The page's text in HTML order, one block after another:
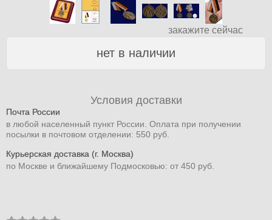
закажите сейчас
нет в наличии
Условия доставки
Почта России
в любой населенный пункт России. Оплата при получении
посылки в почтовом отделении: 550 руб.
Курьерская доставка (г. Москва)
по Москве и ближайшему Подмосковью: от 450 руб.